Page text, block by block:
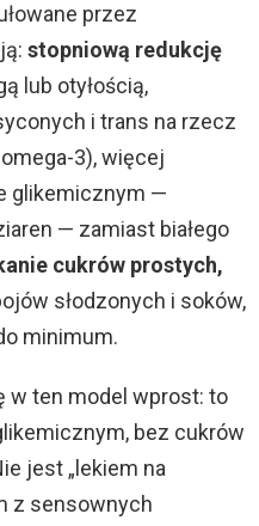
przez
stopniową redukcję
lub otyłością,
i trans na rzecz
3), więcej
glikemicznym —
— zamiast białego
cukrów prostych,
słodzonych i soków,
minimum.
w ten model wprost: to
bez cukrów
jest „lekiem na
z sensownych